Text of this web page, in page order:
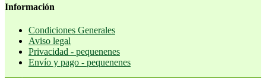
Información
Condiciones Generales
Aviso legal
Privacidad - pequenenes
Envío y pago - pequenenes